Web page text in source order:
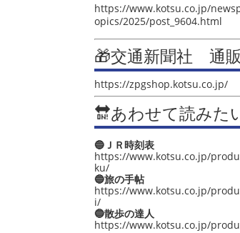
https://www.kotsu.co.jp/
opics/2025/post_9604.html
🎁交通新聞社 通販
https://zpgshop.kotsu.co.jp/
🔛あわせて読みた
🔵ＪＲ時刻表
https://www.kotsu.co.jp/
ku/
🔵旅の手帖
https://www.kotsu.co.jp/
i/
🔵散歩の達人
https://www.kotsu.co.jp/